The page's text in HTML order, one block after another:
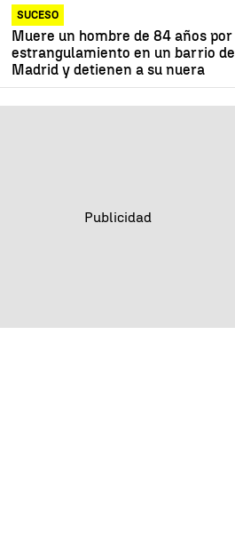
SUCESO
Muere un hombre de 84 años por
estrangulamiento en un barrio de
Madrid y detienen a su nuera